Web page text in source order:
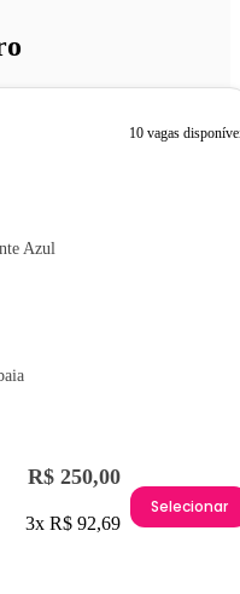
10 vagas
Azul
R$ 250,00
3x R$ 92,69
Selecionar